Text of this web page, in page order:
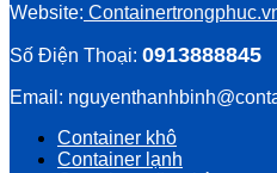
Website:
Số Điện Thoại: 0913888845
Email:
Container khô
Container lạnh